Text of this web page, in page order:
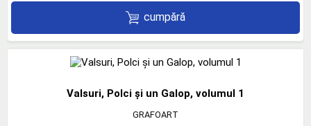
cumpără
Valsuri, Polci și un Galop, volumul 1
GRAFOART